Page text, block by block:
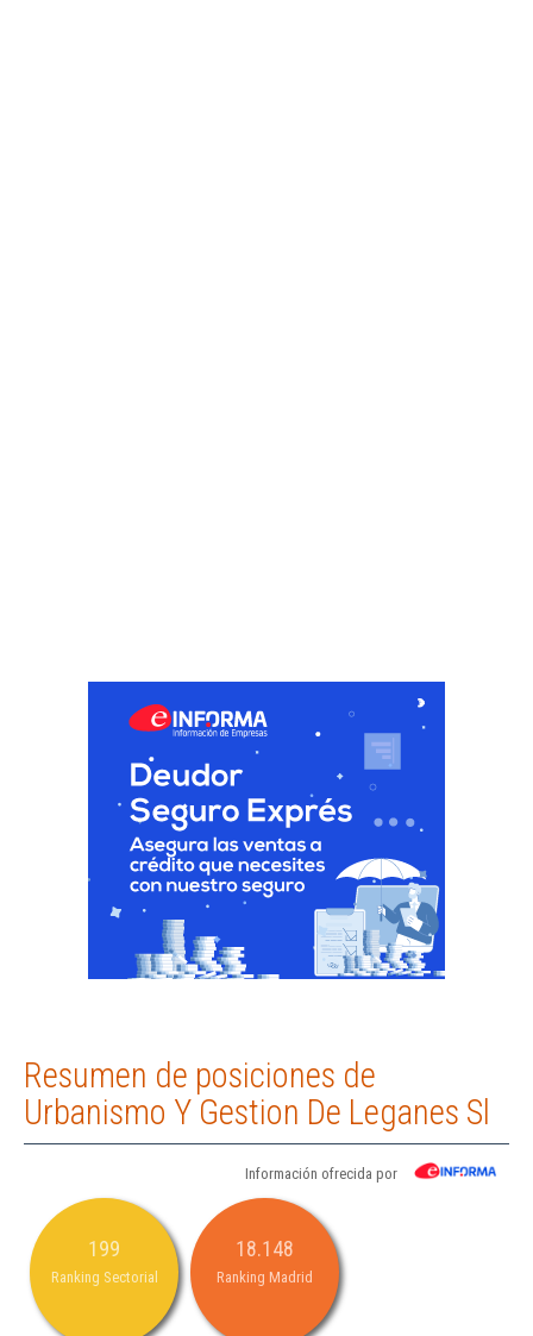
Resumen de posiciones de
Urbanismo Y Gestion De Leganes Sl
Información ofrecida por
199
Ranking Sectorial
18.148
Ranking Madrid